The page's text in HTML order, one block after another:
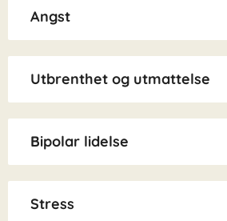
Angst
Utbrenthet og utmattelse
Bipolar lidelse
Stress